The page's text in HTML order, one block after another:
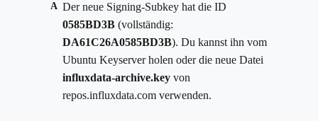
A Der neue Signing-Subkey hat die ID
0585BD3B (vollständig:
DA61C26A0585BD3B). Du kannst ihn vom
Ubuntu Keyserver holen oder die neue Datei
influxdata-archive.key von
repos.influxdata.com verwenden.